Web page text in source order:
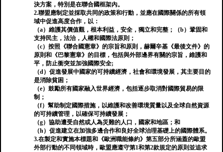
決方案，特別是在聯合國框架內。
2.聯盟應制定並採取共同的政策和行動，並應在國際關係的所有領
域中促進高度合作，以：
（a）維護其價值觀，根本利益，安全，獨立和完整；（b）鞏固和
支持民主，法治，人權和國際法原則；
（c）按照《聯合國憲章》的宗旨和原則，赫爾辛基《最後文件》的
原則和《巴黎憲章》的目標，包括與外部邊界有關的宗旨，維護和
平，防止衝突並加強國際安全;
（d）促進發展中國家的可持續經濟，社會和環境發展，其主要目的
是消除貧困；
（e）鼓勵所有國家融入世界經濟，包括逐步取消對國際貿易的限
制；
（f）幫助制定國際措施，以維護和改善環境質量以及全球自然資源
的可持續管理，以確保可持續發展；
（g）協助遭受自然或人為災難的人口，國家和地區；和
（h）促進建立在加強多邊合作和良好全球治理基礎上的國際體系。
3.在製定和實施本標題和《歐洲職能條約》第五部分所涵蓋的歐盟
外部行動的不同領域時，歐盟應遵守第1和第2款規定的原則並追求